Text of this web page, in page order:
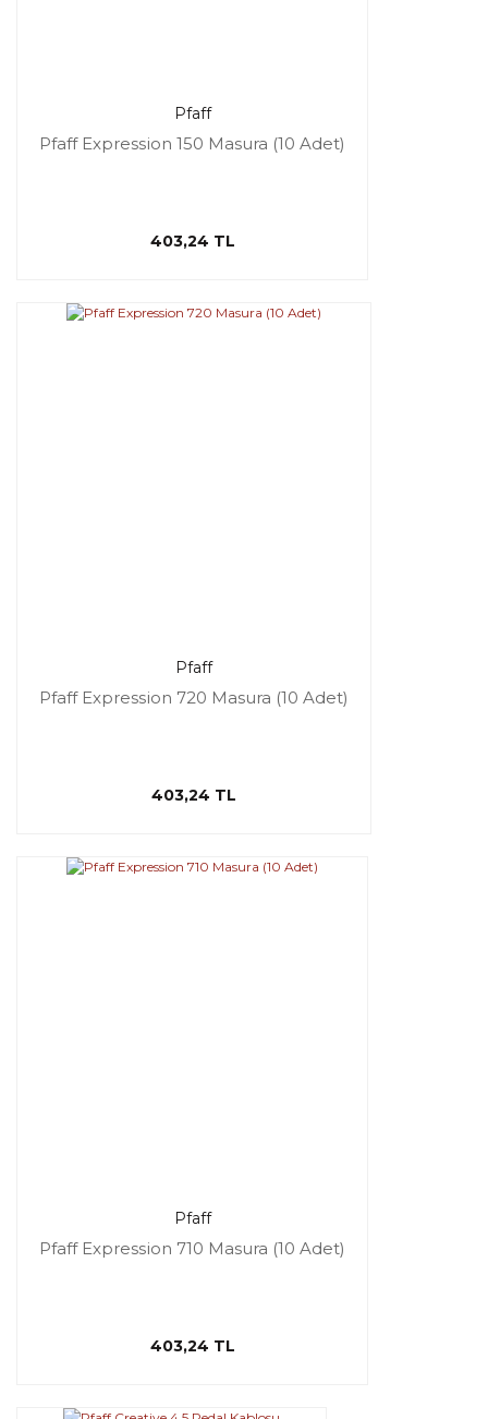
Pfaff
Pfaff Expression 150 Masura (10 Adet)
403,24 TL
Pfaff
Pfaff Expression 720 Masura (10 Adet)
403,24 TL
Pfaff
Pfaff Expression 710 Masura (10 Adet)
403,24 TL